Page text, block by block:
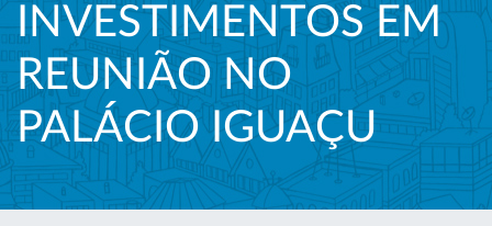
INVESTIMENTOS EM
REUNIÃO NO
PALÁCIO IGUAÇU